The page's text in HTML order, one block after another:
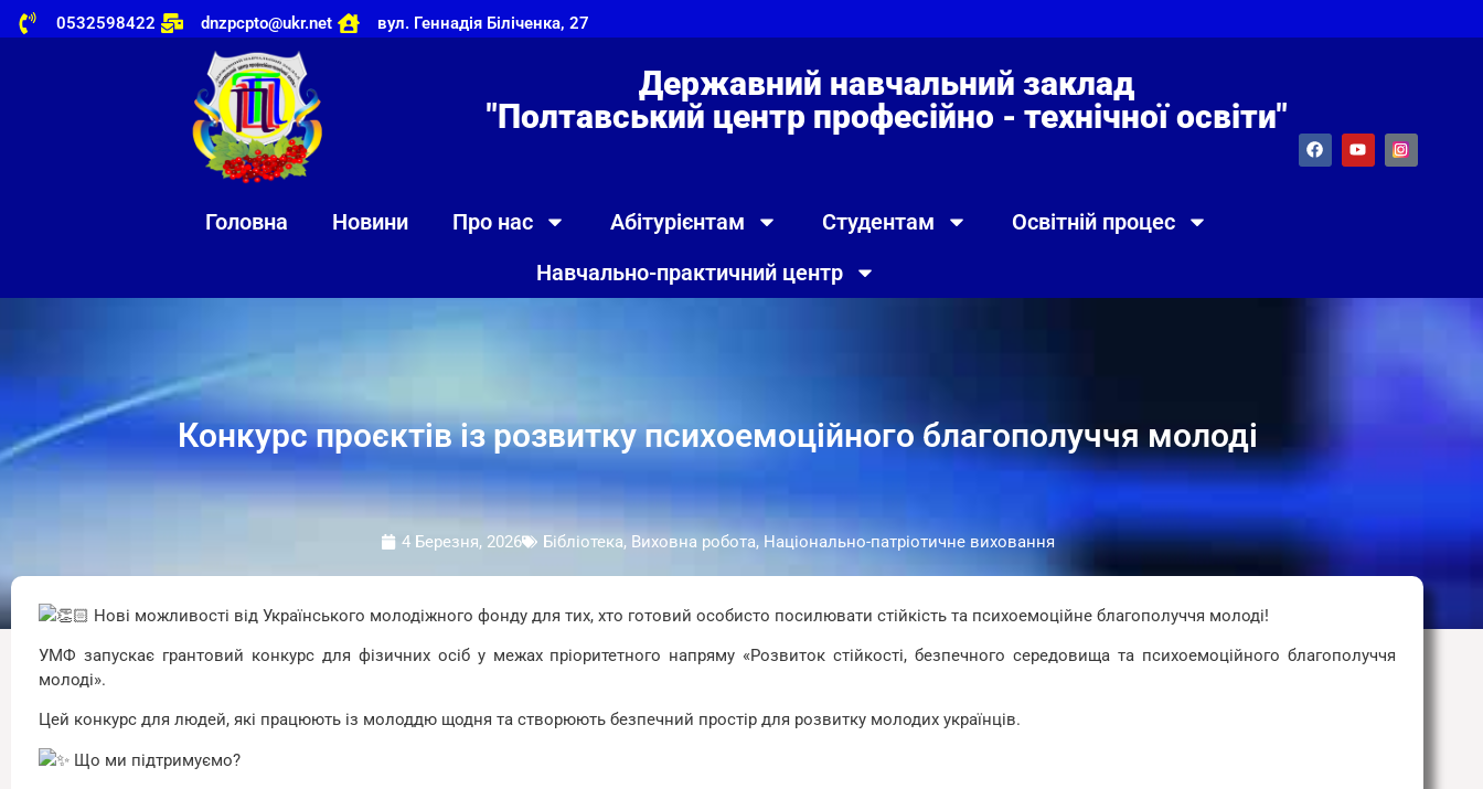
0532598422 dnzpcpto@ukr.net вул. Геннадія Біліченка, 27
Державний навчальний заклад
"Полтавський центр професійно - технічної освіти"
Головна Новини Про нас Абітурієнтам Студентам
Освітній процес
Навчально-практичний центр
Конкурс проєктів із розвитку психоемоційного благополуччя молоді
4 Березня, 2026 Бібліотека, Виховна робота, Національно-патріотичне виховання
Нові можливості від Українського молодіжного фонду для тих, хто готовий особисто посилювати стійкість та психоемоційне благополуччя молоді!
УМФ запускає грантовий конкурс для фізичних осіб у межах пріоритетного напряму «Розвиток стійкості, безпечного середовища та психоемоційного благополуччя
молоді».
Цей конкурс для людей, які працюють із молоддю щодня та створюють безпечний простір для розвитку молодих українців.
Що ми підтримуємо?